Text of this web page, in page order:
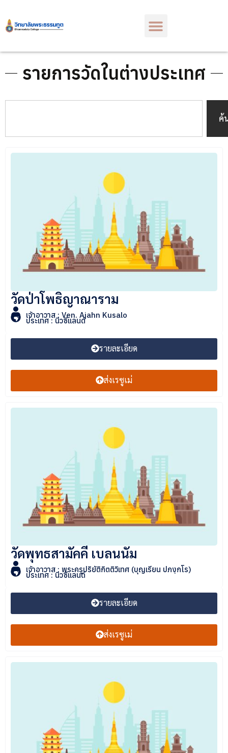
รายการวัดในต่างประเทศ
ค้
วัดป่าโพธิญาณาราม
เจ้าอาวาส : Ven. Ajahn Kusalo
ประเทศ : นิวซีแลนด์
รายละเอียด
ส่งเรซูเม่
วัดพุทธสามัคคี เบลนนัม
เจ้าอาวาส : พระครูปริยัติกิตติวิเทศ (บุญเรียน ปภงฺกโร)
ประเทศ : นิวซีแลนด์
รายละเอียด
ส่งเรซูเม่